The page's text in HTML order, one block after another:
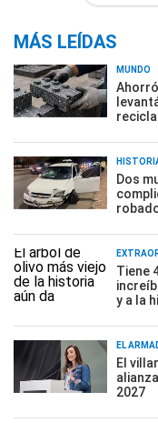
MÁS LEÍDAS
MUNDO
Dos
Tiene
y a la
EL
El
2027